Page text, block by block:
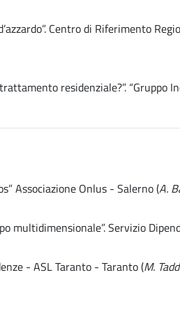
Centro di Riferimento
residenziale?”. “Gruppo
Associazione Onlus - Salerno (A.
multidimensionale”. Servizio
- ASL Taranto - Taranto (M.